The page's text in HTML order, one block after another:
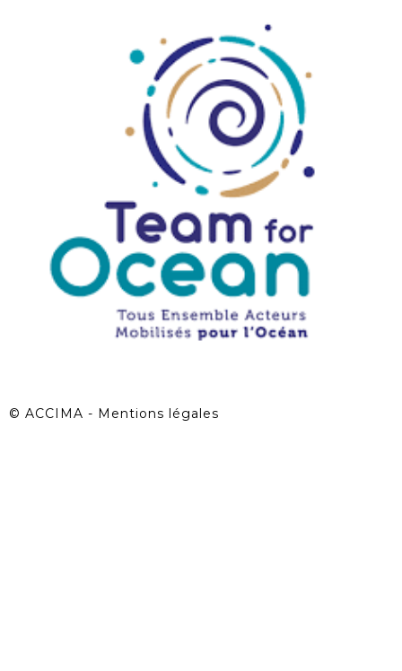
© ACCIMA - Mentions légales